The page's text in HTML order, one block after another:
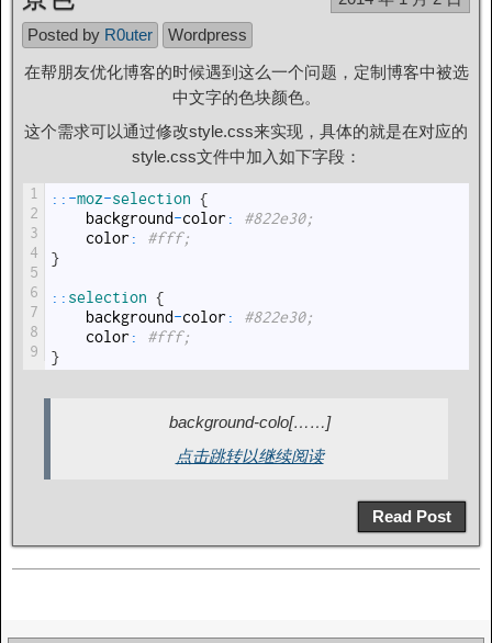
Posted by R0uter
Wordpress
在帮朋友优化博客的时候遇到这么一个问题，定制博客中被选
中文字的色块颜色。
这个需求可以通过修改style.css来实现，具体的就是在对应的
style.css文件中加入如下字段：
1
2
3
4
5
6
7
8
9
:: -moz-selection {
background-color:
#822e30;
color:
#fff;
}
:: selection {
background-color:
#822e30;
color:
#fff;
}
background-colo[……]
点击跳转以继续阅读
Read Post